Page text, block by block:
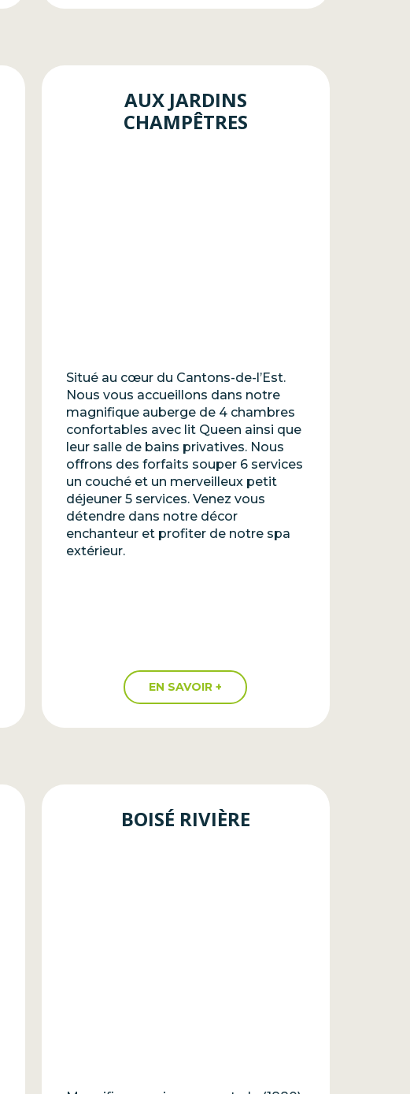
AUX JARDINS
CHAMPÊTRES
Situé au cœur du Cantons-de-l’Est.
Nous vous accueillons dans notre
magnifique auberge de 4 chambres
confortables avec lit Queen ainsi que
leur salle de bains privatives. Nous
offrons des forfaits souper 6 services
un couché et un merveilleux petit
déjeuner 5 services. Venez vous
détendre dans notre décor
enchanteur et profiter de notre spa
extérieur.
EN SAVOIR +
BOISÉ RIVIÈRE